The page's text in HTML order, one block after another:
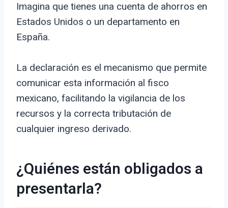
Imagina que tienes una cuenta de ahorros en
Estados Unidos o un departamento en
España.
La declaración es el mecanismo que permite
comunicar esta información al fisco
mexicano, facilitando la vigilancia de los
recursos y la correcta tributación de
cualquier ingreso derivado.
¿Quiénes están obligados a
presentarla?